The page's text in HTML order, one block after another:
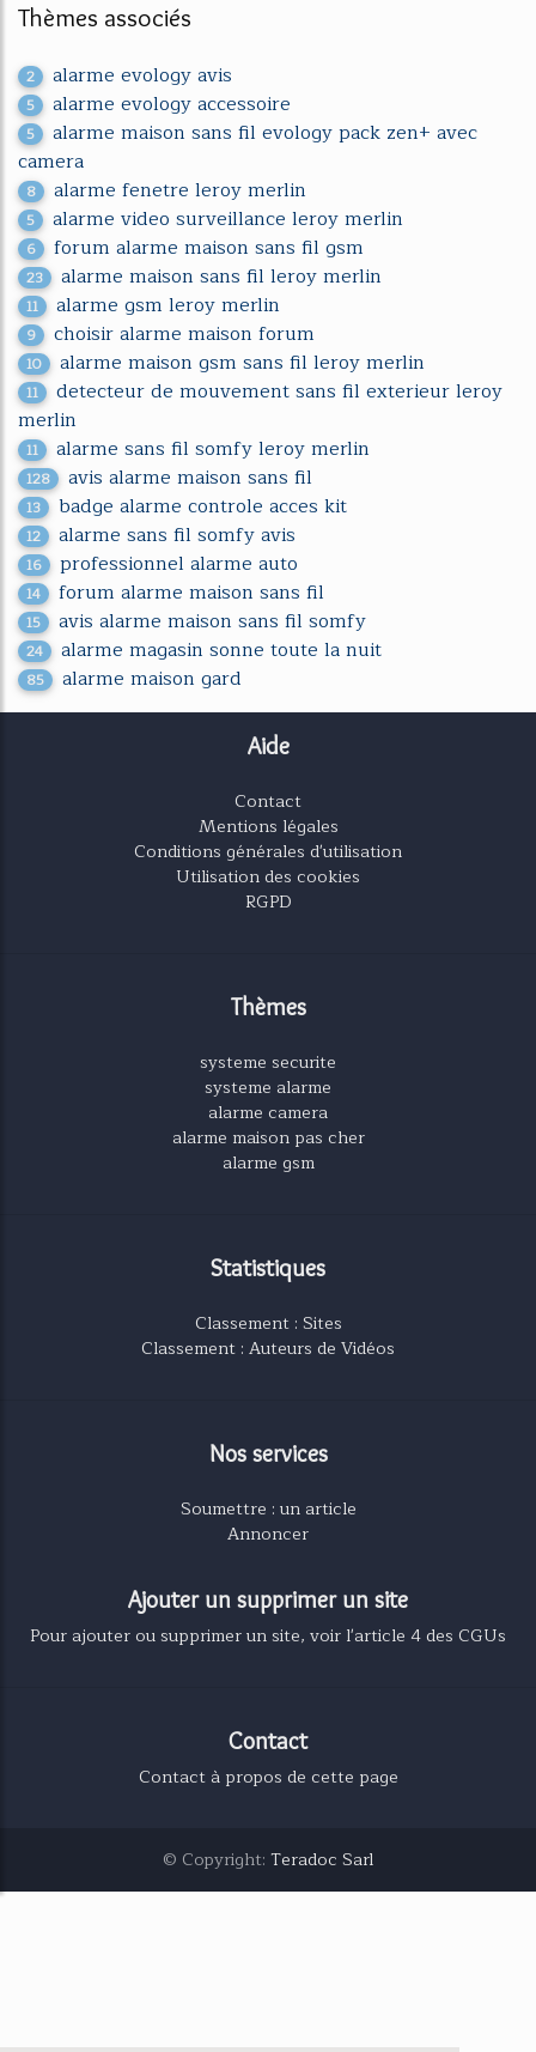
Thèmes associés
2 alarme evology avis
5 alarme evology accessoire
5
alarme maison sans fil evology pack zen+ avec
camera
8 alarme fenetre leroy merlin
5 alarme video surveillance leroy merlin
6 forum alarme maison sans fil gsm
23 alarme maison sans fil leroy merlin
11 alarme gsm leroy merlin
9 choisir alarme maison forum
10 alarme maison gsm sans fil leroy merlin
11
detecteur de mouvement sans fil exterieur leroy
merlin
11 alarme sans fil somfy leroy merlin
128 avis alarme maison sans fil
13 badge alarme controle acces kit
12 alarme sans fil somfy avis
16 professionnel alarme auto
14 forum alarme maison sans fil
15 avis alarme maison sans fil somfy
24 alarme magasin sonne toute la nuit
85 alarme maison gard
Aide
Contact
Mentions légales
Conditions générales d'utilisation
Utilisation des cookies
RGPD
Thèmes
systeme securite
systeme alarme
alarme camera
alarme maison pas cher
alarme gsm
Statistiques
Classement : Sites
Classement : Auteurs de Vidéos
Nos services
Soumettre : un article
Annoncer
Ajouter un supprimer un site
Pour ajouter ou supprimer un site, voir l'article 4 des CGUs
Contact
Contact à propos de cette page
© Copyright: Teradoc Sarl